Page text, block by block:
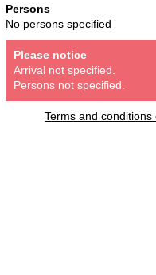
Persons
No persons specified
Please notice
Arrival not specified.
Persons not specified.
Terms and